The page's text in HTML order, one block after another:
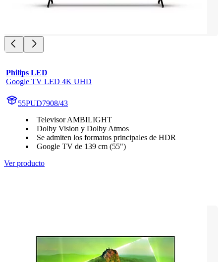
Philips LED
Google TV LED 4K UHD
55PUD7908/43
Televisor AMBILIGHT
Dolby Vision y Dolby Atmos
Se admiten los formatos principales de HDR
Google TV de 139 cm (55")
Ver producto